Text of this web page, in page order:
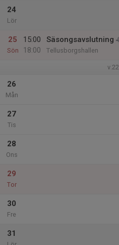
24
Lör
25
Sön
15:00
18:00
Säsongsavslutning
Tellusborgshallen
v.22
26
Mån
27
Tis
28
Ons
29
Tor
30
Fre
31